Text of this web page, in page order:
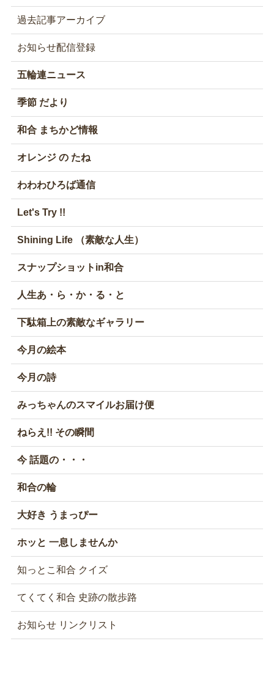
過去記事アーカイブ
お知らせ配信登録
五輪連ニュース
季節 だより
和合 まちかど情報
オレンジ の たね
わわわひろば通信
Let's Try !!
Shining Life （素敵な人生）
スナップショットin和合
人生あ・ら・か・る・と
下駄箱上の素敵なギャラリー
今月の絵本
今月の詩
みっちゃんのスマイルお届け便
ねらえ!! その瞬間
今 話題の・・・
和合の輪
大好き うまっぴー
ホッと 一息しませんか
知っとこ和合 クイズ
てくてく和合 史跡の散歩路
お知らせ リンクリスト